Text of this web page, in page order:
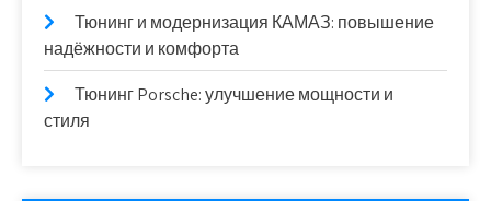
Тюнинг и модернизация КАМАЗ: повышение
надёжности и комфорта
Тюнинг Porsche: улучшение мощности и
стиля